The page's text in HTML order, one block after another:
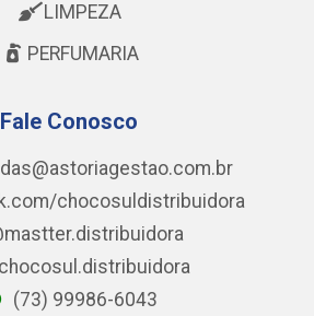
LIMPEZA
PERFUMARIA
Fale Conosco
chocosuldistribuidora
(73) 99986-6043